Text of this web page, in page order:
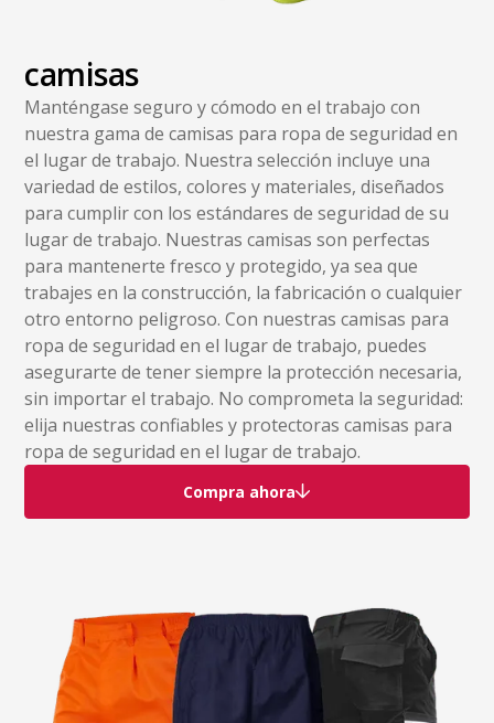
camisas
Manténgase seguro y cómodo en el trabajo con
nuestra gama de camisas para ropa de seguridad en
el lugar de trabajo. Nuestra selección incluye una
variedad de estilos, colores y materiales, diseñados
para cumplir con los estándares de seguridad de su
lugar de trabajo. Nuestras camisas son perfectas
para mantenerte fresco y protegido, ya sea que
trabajes en la construcción, la fabricación o cualquier
otro entorno peligroso. Con nuestras camisas para
ropa de seguridad en el lugar de trabajo, puedes
asegurarte de tener siempre la protección necesaria,
sin importar el trabajo. No comprometa la seguridad:
elija nuestras confiables y protectoras camisas para
ropa de seguridad en el lugar de trabajo.
Compra ahora